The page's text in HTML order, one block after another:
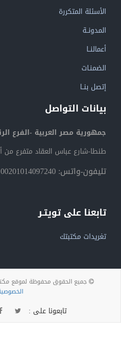
الأسئلة المتكررة
المدونــة
أعمالنــا
الضمنـات
إتصل بنــا
بيانات التواصل
جمهورية مصر العربية -الفرع
طنطا-شارع عباس العقاد متفرع من
تليفون-واتس: 00201014097240
تابعنا على تويتـر
تغريدات مكتبتك
جميع الحقوق محفوظة لموقع
تابعونا على :